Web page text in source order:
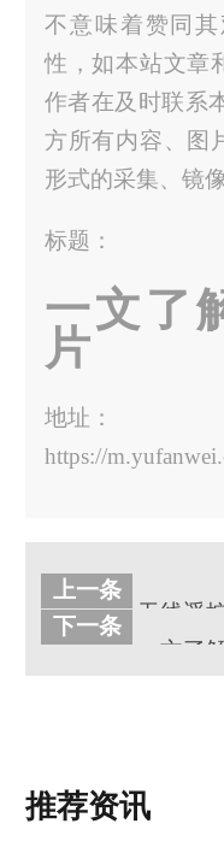
不意味着赞同
性，如本站文章
作者在及时联系
方所有内容、图
形式的采集、镜
标题：
一文了
片
地址：
https://
上一条
下一条
一文了
推荐资讯